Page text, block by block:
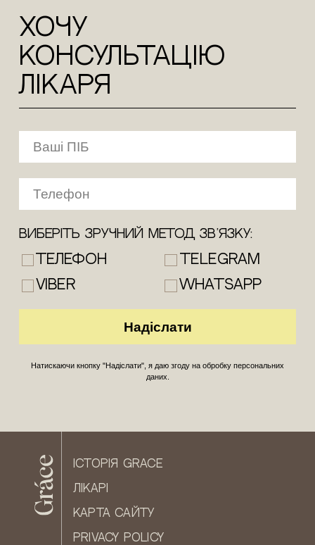
ХОЧУ
КОНСУЛЬТАЦіЮ
лікаря
Виберіть зручний метод зв’язку:
Телефон
Telegram
Viber
WhatsApp
Натискаючи кнопку "Надіслати", я даю згоду на обробку персональних
даних.
ІСТОРІЯ GRACE
ЛІКАРІ
КАРТА САЙТУ
PRIVACY POLICY